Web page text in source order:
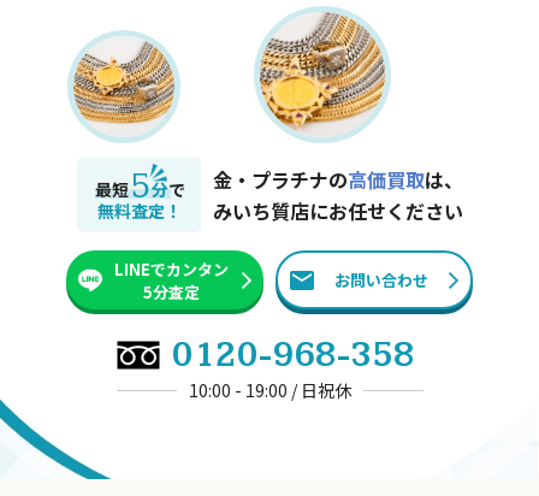
最短5分で
無料査定！
金・プラチナの高価買取は、
みいち質店にお任せください
LINEでカンタン
5分査定
お問い合わせ
0120-968-358
10:00 - 19:00 / 日祝休